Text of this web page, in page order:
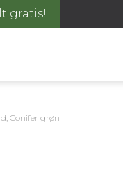
gratis!
Conifer grøn